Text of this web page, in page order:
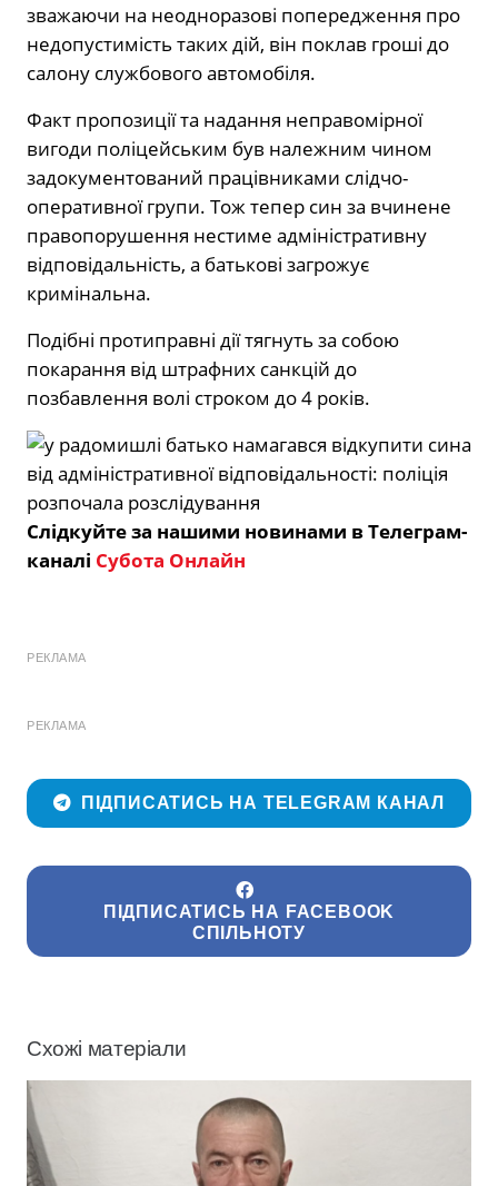
зважаючи на неодноразові попередження про
недопустимість таких дій, він поклав гроші до
салону службового автомобіля.
Факт пропозиції та надання неправомірної
вигоди поліцейським був належним чином
задокументований працівниками слідчо-
оперативної групи. Тож тепер син за вчинене
правопорушення нестиме адміністративну
відповідальність, а батькові загрожує
кримінальна.
Подібні протиправні дії тягнуть за собою
покарання від штрафних санкцій до
позбавлення волі строком до 4 років.
Слідкуйте за нашими новинами в Телеграм-
каналі Субота Онлайн
РЕКЛАМА
РЕКЛАМА
ПІДПИСАТИСЬ НА TELEGRAM КАНАЛ
ПІДПИСАТИСЬ НА FACEBOOK
СПІЛЬНОТУ
Схожі матеріали